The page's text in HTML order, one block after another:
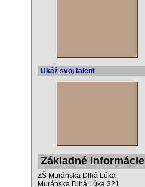
Ukáž svoj talent
Základné informácie
ZŠ Muránska Dlhá Lúka
Muránska Dlhá Lúka 321